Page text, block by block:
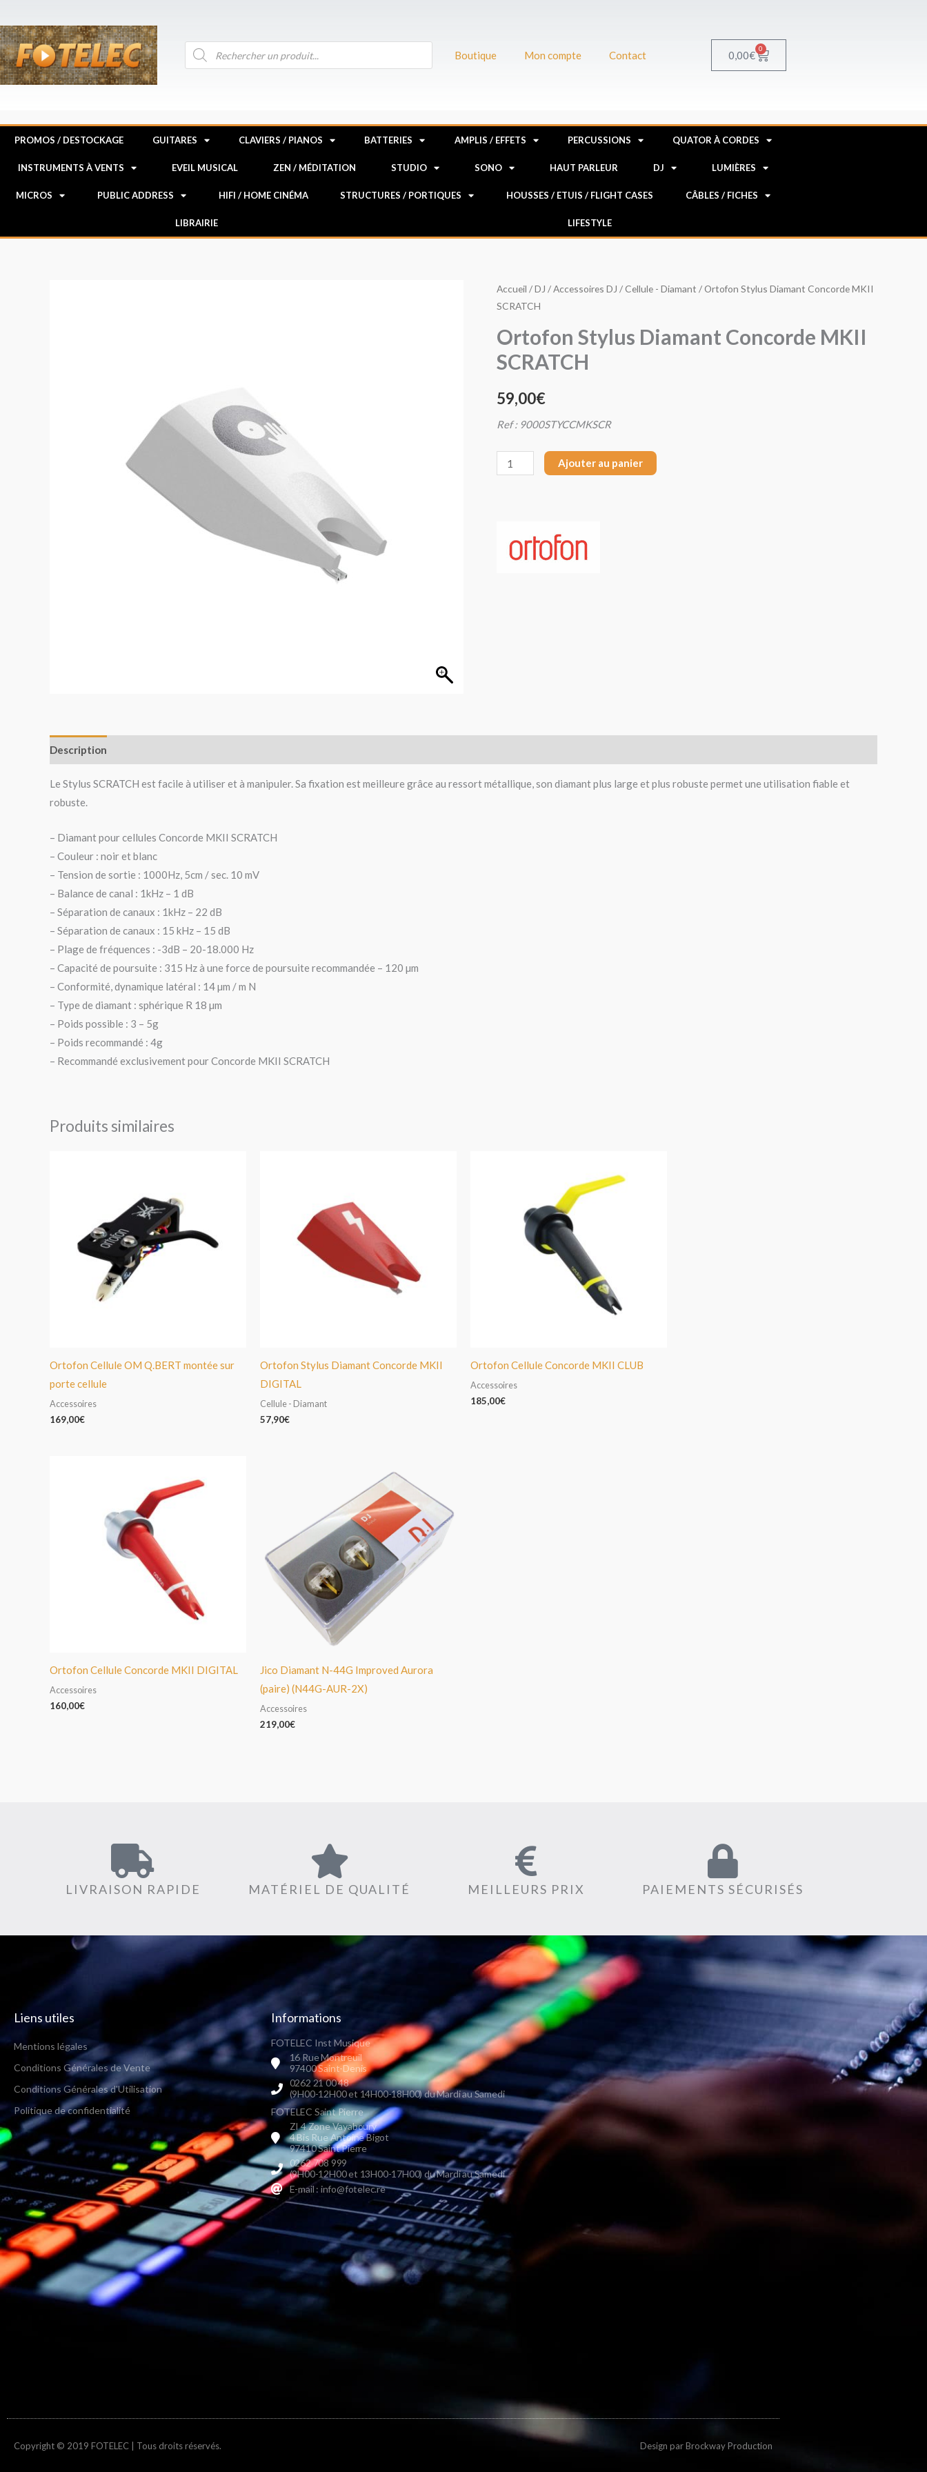
au
contenu
Recherche
de
produits
Boutique Mon compte Contact 0,00€
0
Panier
PROMOS / DESTOCKAGE GUITARES CLAVIERS / PIANOS BATTERIES AMPLIS / EFFETS PERCUSSIONS QUATOR À CORDES
INSTRUMENTS À VENTS EVEIL MUSICAL ZEN / MÉDITATION STUDIO SONO HAUT PARLEUR DJ LUMIÈRES
MICROS PUBLIC ADDRESS HIFI / HOME CINÉMA STRUCTURES / PORTIQUES HOUSSES / ETUIS / FLIGHT CASES CÂBLES / FICHES
LIBRAIRIE LIFESTYLE
Accueil /DJ /Accessoires DJ /Cellule - Diamant / Ortofon Stylus Diamant Concorde MKII
SCRATCH
Ortofon Stylus Diamant Concorde MKII
SCRATCH
59,00€
Ref : 9000STYCCMKSCR
quantité
de
Stylus
Diamant
MKII
SCRATCH
Ajouter au panier
Description
Le Stylus SCRATCH est facile à utiliser et à manipuler. Sa fixation est meilleure grâce au ressort métallique, son diamant plus large et plus robuste permet une utilisation fiable et
robuste.
– Diamant pour cellules Concorde MKII SCRATCH
– Couleur : noir et blanc
– Tension de sortie : 1000Hz, 5cm / sec. 10 mV
– Balance de canal : 1kHz – 1 dB
– Séparation de canaux : 1kHz – 22 dB
– Séparation de canaux : 15 kHz – 15 dB
– Plage de fréquences : -3dB – 20-18.000 Hz
– Capacité de poursuite : 315 Hz à une force de poursuite recommandée – 120 µm
– Conformité, dynamique latéral : 14 µm / m N
– Type de diamant : sphérique R 18 µm
– Poids possible : 3 – 5g
– Poids recommandé : 4g
– Recommandé exclusivement pour Concorde MKII SCRATCH
Produits similaires
Ortofon Cellule OM Q.BERT montée sur
porte cellule
Accessoires
169,00€
Ortofon Stylus Diamant Concorde MKII
DIGITAL
Cellule - Diamant
57,90€
Ortofon Cellule Concorde MKII CLUB
Accessoires
185,00€
Ortofon Cellule Concorde MKII DIGITAL
Accessoires
160,00€
Jico Diamant N-44G Improved Aurora
(paire) (N44G-AUR-2X)
Accessoires
219,00€
LIVRAISON RAPIDE MATÉRIEL DE QUALITÉ MEILLEURS PRIX PAIEMENTS SÉCURISÉS
Liens utiles
Mentions légales
Conditions Générales de Vente
Conditions Générales d'Utilisation
Politique de confidentialité
Informations
FOTELEC Inst Musique
16 Rue Montreuil
97400 Saint-Denis
0262 21 00 48
(9H00-12H00 et 14H00-18H00) du Mardi au Samedi
FOTELEC Saint Pierre
ZI 4 Zone Vayaboury
4 Bis Rue Antoine Bigot
97410 Saint Pierre
0262 708 999
(9H00-12H00 et 13H00-17H00) du Mardi au Samedi
E-mail : info@fotelec.re
Copyright © 2019 FOTELEC | Tous droits réservés. Design parBrockway Production